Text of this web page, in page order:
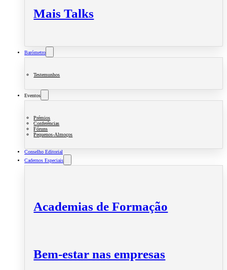
Mais Talks
Barómetro
Testemunhos
Eventos
Prémios
Conferências
Fóruns
Pequenos-Almoços
Conselho Editorial
Cadernos Especiais
Academias de Formação
Bem-estar nas empresas